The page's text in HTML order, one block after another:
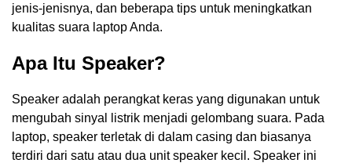
jenis-jenisnya, dan beberapa tips untuk meningkatkan
kualitas suara laptop Anda.
Apa Itu Speaker?
Speaker adalah perangkat keras yang digunakan untuk
mengubah sinyal listrik menjadi gelombang suara. Pada
laptop, speaker terletak di dalam casing dan biasanya
terdiri dari satu atau dua unit speaker kecil. Speaker ini